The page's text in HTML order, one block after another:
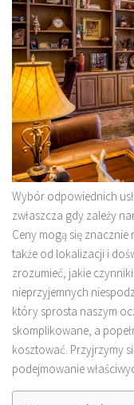
Wybór odpowiednich
zwłaszcza gdy zależy
Ceny mogą się
także od lokalizacji i
zrozumieć, jakie
nieprzyjemnych
który sprosta naszym
skomplikowane, a
kosztować. Przyjrzymy
podejmowanie